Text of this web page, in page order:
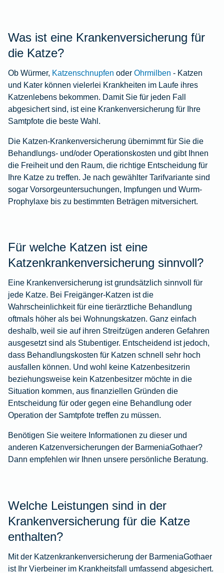
Was ist eine Krankenversicherung für
die Katze?
Ob Würmer, Katzenschnupfen oder Ohrmilben - Katzen
und Kater können vielerlei Krankheiten im Laufe ihres
Katzenlebens bekommen. Damit Sie für jeden Fall
abgesichert sind, ist eine Krankenversicherung für Ihre
Samtpfote die beste Wahl.
Die Katzen-Krankenversicherung übernimmt für Sie die
Behandlungs- und/oder Operationskosten und gibt Ihnen
die Freiheit und den Raum, die richtige Entscheidung für
Ihre Katze zu treffen. Je nach gewählter Tarifvariante sind
sogar Vorsorgeuntersuchungen, Impfungen und Wurm-
Prophylaxe bis zu bestimmten Beträgen mitversichert.
Für welche Katzen ist eine
Katzenkrankenversicherung sinnvoll?
Eine Krankenversicherung ist grundsätzlich sinnvoll für
jede Katze. Bei Freigänger-Katzen ist die
Wahrscheinlichkeit für eine tierärztliche Behandlung
oftmals höher als bei Wohnungskatzen. Ganz einfach
deshalb, weil sie auf ihren Streifzügen anderen Gefahren
ausgesetzt sind als Stubentiger. Entscheidend ist jedoch,
dass Behandlungskosten für Katzen schnell sehr hoch
ausfallen können. Und wohl keine Katzenbesitzerin
beziehungsweise kein Katzenbesitzer möchte in die
Situation kommen, aus finanziellen Gründen die
Entscheidung für oder gegen eine Behandlung oder
Operation der Samtpfote treffen zu müssen.
Benötigen Sie weitere Informationen zu dieser und
anderen Katzenversicherungen der BarmeniaGothaer?
Dann empfehlen wir Ihnen unsere persönliche Beratung.
Welche Leistungen sind in der
Krankenversicherung für die Katze
enthalten?
Mit der Katzenkrankenversicherung der BarmeniaGothaer
ist Ihr Vierbeiner im Krankheitsfall umfassend abgesichert.